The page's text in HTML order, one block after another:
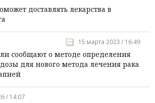
доставлять лекарства в
15 марта 2023 / 16:49
сообщают о методе определения
для нового метода лечения рака
/ 14:07